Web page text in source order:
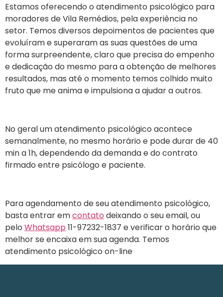
Estamos oferecendo o atendimento psicológico para
moradores deVila Remédios, pela experiência no
setor. Temos diversos depoimentos de pacientes que
evoluíram e superaram as suas questões de uma
forma surpreendente, claro que precisa do empenho
e dedicação do mesmo para a obtenção de melhores
resultados, mas até o momento temos colhido muito
fruto que me anima e impulsiona a ajudar a outros.
No geral um atendimento psicológico acontece
semanalmente, no mesmo horário e pode durar de 40
min a 1h, dependendo da demanda e do contrato
firmado entre psicólogo e paciente.
Para agendamento de seu atendimento psicológico,
basta entrar emcontato deixando o seu email, ou
pelo Whatsapp 11-97232-1837 e verificar o horário que
melhor se encaixa em sua agenda. Temos
atendimento psicológico on-line